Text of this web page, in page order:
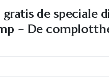
de speciale
– De